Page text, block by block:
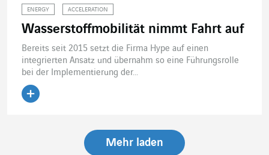
ENERGY ACCELERATION
Wasserstoffmobilität nimmt Fahrt auf
Bereits seit 2015 setzt die Firma Hype auf einen
integrierten Ansatz und übernahm so eine Führungsrolle
bei der Implementierung der...
Mehr laden